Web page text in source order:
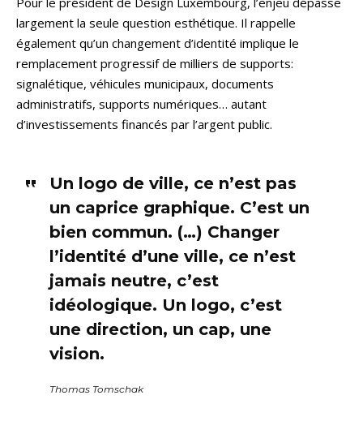
largement la seule question esthétique. Il rappelle
également qu’un changement d’identité implique le
remplacement progressif de milliers de supports:
signalétique, véhicules municipaux, documents
administratifs, supports numériques… autant
d’investissements financés par l’argent public.
Un logo de ville, ce n’est pas
un caprice graphique. C’est un
bien commun. (…) Changer
l’identité d’une ville, ce n’est
jamais neutre, c’est
idéologique. Un logo, c’est
une direction, un cap, une
vision.
Thomas Tomschak